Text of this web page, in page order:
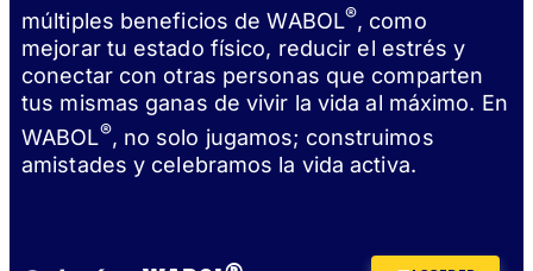
múltiples beneficios de WABOL®, como
mejorar tu estado físico, reducir el estrés y
conectar con otras personas que comparten
tus mismas ganas de vivir la vida al máximo. En
WABOL®, no solo jugamos; construimos
amistades y celebramos la vida activa.